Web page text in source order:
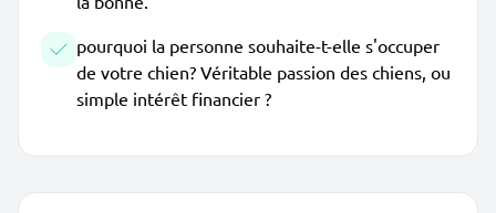
pourquoi la personne souhaite-t-elle s'occuper
de votre chien? Véritable passion des chiens, ou
simple intérêt financier ?